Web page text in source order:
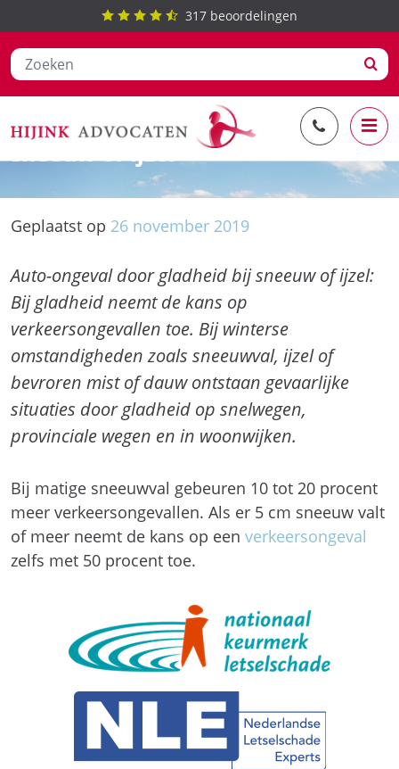
naar
de
317 beoordelingen
Auto-ongeval door gladheid bij
sneeuw of ijzel
Geplaatst op 26 november 2019
Auto-ongeval door gladheid bij sneeuw of ijzel:
Bij gladheid neemt de kans op
verkeersongevallen toe. Bij winterse
omstandigheden zoals sneeuwval, ijzel of
bevroren mist of dauw ontstaan gevaarlijke
situaties door gladheid op snelwegen,
provinciale wegen en in woonwijken.
Bij matige sneeuwval gebeuren 10 tot 20 procent
meer verkeersongevallen. Als er 5 cm sneeuw valt
of meer neemt de kans op een verkeersongeval
zelfs met 50 procent toe.